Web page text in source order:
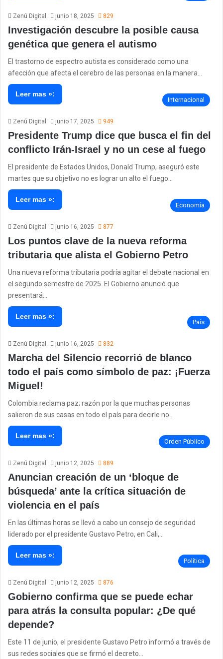
Zenú Digital junio 18, 2025 829
Investigación descubre la posible causa
genética que genera el autismo
El trastorno de espectro autista es considerado como una
afección que afecta el cerebro de las personas en la manera…
Leer mas »:
Internacional
Zenú Digital junio 17, 2025 949
Presidente Trump dice que busca el fin del
conflicto Irán-Israel y no un cese al fuego
El presidente de Estados Unidos, Donald Trump, aseguró este
martes que su objetivo no es lograr un alto el fuego…
Leer mas »:
Economía
Zenú Digital junio 16, 2025 877
Los puntos clave de la nueva reforma
tributaria que alista el Gobierno Petro
Una nueva reforma tributaria podría agitar el debate nacional en
el segundo semestre de 2025. El Gobierno anunció que
presentará…
Leer mas »:
País
Zenú Digital junio 16, 2025 832
Marcha del Silencio recorrió de blanco
todo el país como símbolo de paz: ¡Fuerza
Miguel!
Colombia reclama paz; razón por la que muchas personas
salieron de sus casas en todo el país para decirle no…
Leer mas »:
Orden Público
Zenú Digital junio 12, 2025 889
Anuncian creación de un ‘bloque de
búsqueda’ ante la crítica situación de
violencia en el país
En las últimas horas se llevó a cabo un consejo de seguridad
liderado por el presidente Gustavo Petro, en Cali,…
Leer mas »:
Política
Zenú Digital junio 12, 2025 876
Gobierno confirma que se puede echar
para atrás la consulta popular: ¿De qué
depende?
Este 11 de junio, el presidente Gustavo Petro informó a través de
sus redes sociales que se firmó el decreto…